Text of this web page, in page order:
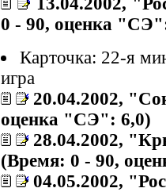
0 - 90, оценка
Карточка: 22-я
игра
20.04.2002,
оценка "СЭ": 6,0)
28.04.2002,
(Время: 0 - 90,
04.05.2002,